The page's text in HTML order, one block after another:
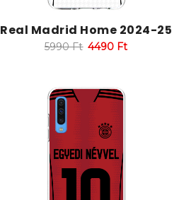
Real Madrid Home 2024-25
5990Ft 4490 Ft